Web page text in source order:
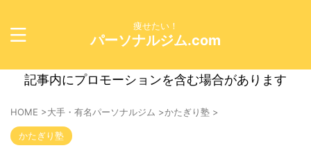
痩せたい！
パーソナルジム.com
記事内にプロモーションを含む場合があります
HOME >大手・有名パーソナルジム >かたぎり塾 >
かたぎり塾